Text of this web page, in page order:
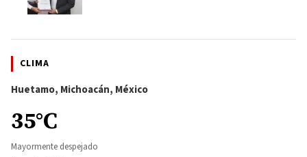
CLIMA
Huetamo, Michoacán, México
35°C
Mayormente despejado